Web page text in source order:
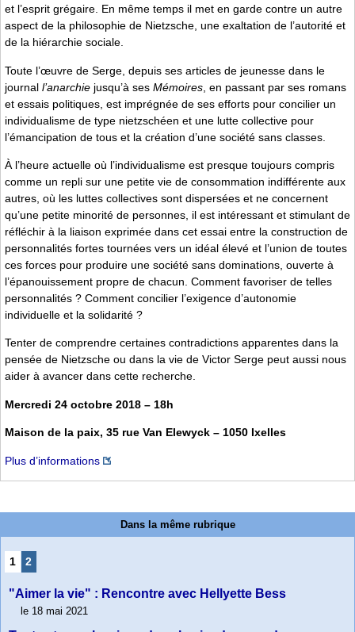
et l’esprit grégaire. En même temps il met en garde contre un autre
aspect de la philosophie de Nietzsche, une exaltation de l’autorité et
de la hiérarchie sociale.
Toute l’œuvre de Serge, depuis ses articles de jeunesse dans le
journal l’anarchie jusqu’à ses Mémoires , en passant par ses romans
et essais politiques, est imprégnée de ses efforts pour concilier un
individualisme de type nietzschéen et une lutte collective pour
l’émancipation de tous et la création d’une société sans classes.
À l’heure actuelle où l’individualisme est presque toujours compris
comme un repli sur une petite vie de consommation indifférente aux
autres, où les luttes collectives sont dispersées et ne concernent
qu’une petite minorité de personnes, il est intéressant et stimulant de
réfléchir à la liaison exprimée dans cet essai entre la construction de
personnalités fortes tournées vers un idéal élevé et l’union de toutes
ces forces pour produire une société sans dominations, ouverte à
l’épanouissement propre de chacun. Comment favoriser de telles
personnalités ? Comment concilier l’exigence d’autonomie
individuelle et la solidarité ?
Tenter de comprendre certaines contradictions apparentes dans la
pensée de Nietzsche ou dans la vie de Victor Serge peut aussi nous
aider à avancer dans cette recherche.
Mercredi 24 octobre 2018 – 18h
Maison de la paix, 35 rue Van Elewyck – 1050 Ixelles
Plus d’informations
Dans la même rubrique
1 2
"Aimer la vie" : Rencontre avec Hellyette Bess
le 18 mai 2021